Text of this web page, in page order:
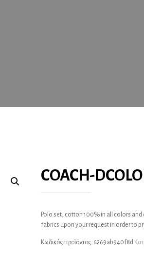
COACH-
Polo set, cotton 100% in all colors
fabrics upon your request in order to
Κωδικός προϊόντος: 6269ab940f8d